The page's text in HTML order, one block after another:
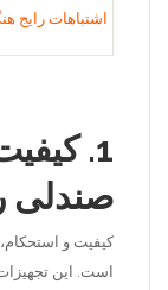
اشتباهات رایج
1.
صندلی
کیفیت و
است. این